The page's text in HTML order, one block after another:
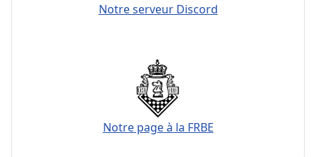
Notre serveur Discord
Notre page à la FRBE